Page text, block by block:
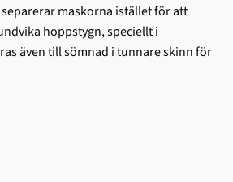
maskorna istället för att
hoppstygn, speciellt i
även till sömnad i tunnare skinn för